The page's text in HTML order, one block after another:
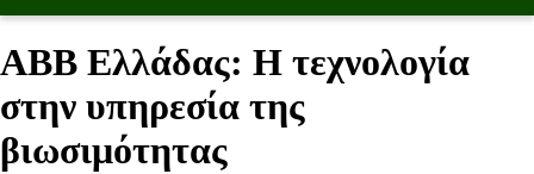
ABB Ελλάδας: Η τεχνολογία
στην υπηρεσία της
βιωσιμότητας